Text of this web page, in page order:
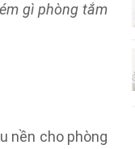
gì phòng tắm
nền cho phòng